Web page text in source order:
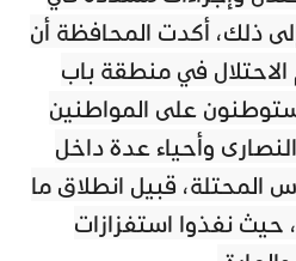
ذلك، أكدت المحافظة أن
في منطقة باب
على المواطنين
وأحياء عدة داخل
المحتلة، قبيل انطلاق ما
نفذوا استفزازات